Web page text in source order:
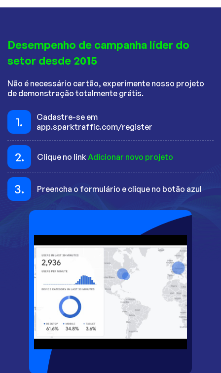
Desempenho de campanha líder do
setor desde 2015
Não é necessário cartão, experimente nosso projeto
de demonstração totalmente grátis.
1.
Cadastre-se em
app.sparktraffic.com/register
2. Clique no link Adicionar novo projeto
3. Preencha o formulário e clique no botão azul